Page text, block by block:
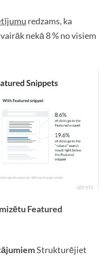
redzams, ka
nekā 8 % no visiem
Featured
Strukturējiet